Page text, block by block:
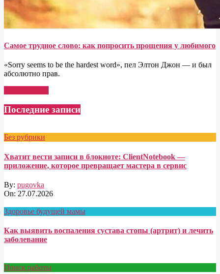
Самое трудное слово: как попросить прощения у любимого
«Sorry seems to be the hardest word», пел Элтон Джон — и был
абсолютно прав.
Последние записи
Без рубрики
Хватит вести записи в блокноте: ClientNotebook —
приложение, которое превращает мастера в сервис
By: pugovka
On: 27.07.2026
Здоровье будущей мамы
Как выявить воспаления сустава стопы (артрит) и лечить
заболевание
Поиск работы